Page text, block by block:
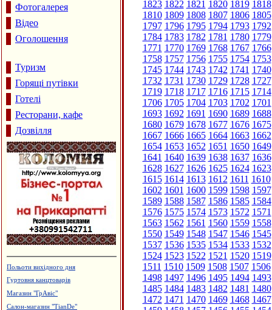
Фотогалерея
Відео
Оголошення
Туризм
Горящі путівки
Готелі
Ресторани, кафе
Дозвілля
Польоти вихідного дня
Гуртовня канцтоварів
Магазин "ГрАвіс"
Салон-магазин "TianDe"
1823 1822 1821 1820 1819 1818
1810 1809 1808 1807 1806 1805
1797 1796 1795 1794 1793 1792
1784 1783 1782 1781 1780 1779
1771 1770 1769 1768 1767 1766
1758 1757 1756 1755 1754 1753
1745 1744 1743 1742 1741 1740
1732 1731 1730 1729 1728 1727
1719 1718 1717 1716 1715 1714
1706 1705 1704 1703 1702 1701
1693 1692 1691 1690 1689 1688
1680 1679 1678 1677 1676 1675
1667 1666 1665 1664 1663 1662
1654 1653 1652 1651 1650 1649
1641 1640 1639 1638 1637 1636
1628 1627 1626 1625 1624 1623
1615 1614 1613 1612 1611 1610
1602 1601 1600 1599 1598 1597
1589 1588 1587 1586 1585 1584
1576 1575 1574 1573 1572 1571
1563 1562 1561 1560 1559 1558
1550 1549 1548 1547 1546 1545
1537 1536 1535 1534 1533 1532
1524 1523 1522 1521 1520 1519
1511 1510 1509 1508 1507 1506
1498 1497 1496 1495 1494 1493
1485 1484 1483 1482 1481 1480
1472 1471 1470 1469 1468 1467